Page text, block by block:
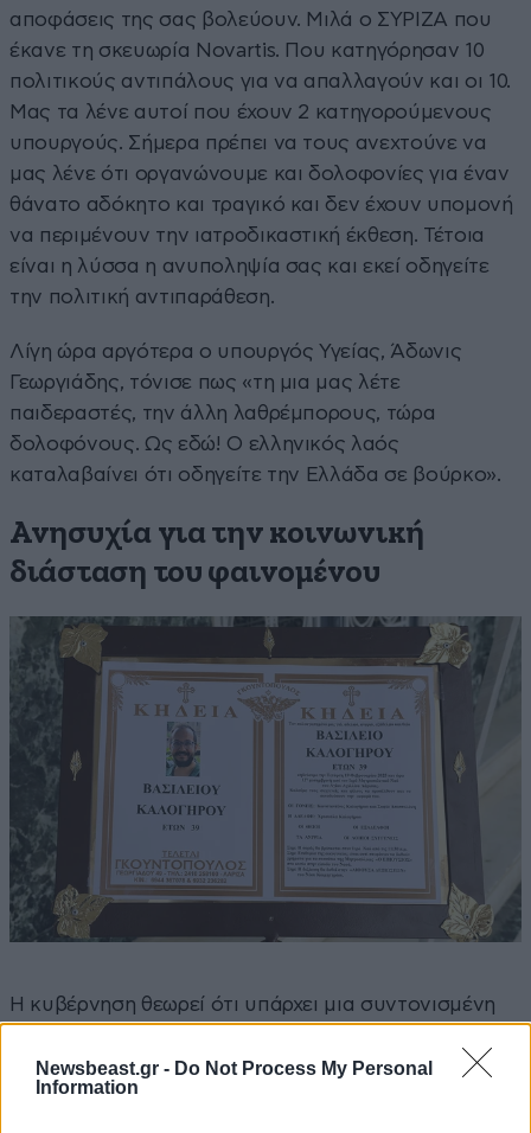
Newsbeast.gr - Do Not Process My Personal
Information
αποφάσεις της σας βολεύουν. Μιλά ο ΣΥΡΙΖΑ που
έκανε τη σκευωρία Novartis. Που κατηγόρησαν 10
πολιτικούς αντιπάλους για να απαλλαγούν και οι 10.
Μας τα λένε αυτοί που έχουν 2 κατηγορούμενους
υπουργούς. Σήμερα πρέπει να τους ανεχτούνε να
μας λένε ότι οργανώνουμε και δολοφονίες για έναν
θάνατο αδόκητο και τραγικό και δεν έχουν υπομονή
να περιμένουν την ιατροδικαστική έκθεση. Τέτοια
είναι η λύσσα η ανυποληψία σας και εκεί οδηγείτε
την πολιτική αντιπαράθεση.
Λίγη ώρα αργότερα ο υπουργός Υγείας, Άδωνις
Γεωργιάδης, τόνισε πως «τη μια μας λέτε
παιδεραστές, την άλλη λαθρέμπορους, τώρα
δολοφόνους. Ως εδώ! Ο ελληνικός λαός
καταλαβαίνει ότι οδηγείτε την Ελλάδα σε βούρκο».
Ανησυχία για την κοινωνική
διάσταση του φαινομένου
Η κυβέρνηση θεωρεί ότι υπάρχει μια συντονισμένη
ενώ εκφράζεται έντονη ανησυχία για το γεγονός ότι
ακραίες θεωρίες, που παλαιότερα θεωρούνταν